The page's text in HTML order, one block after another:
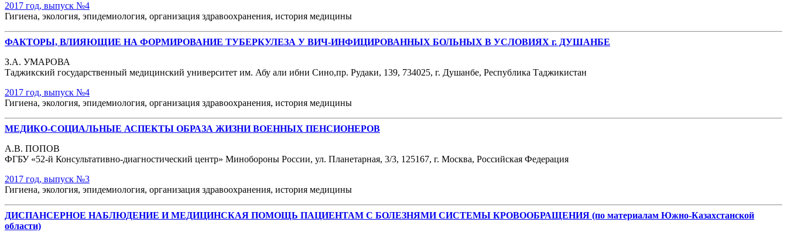
2017 год, выпуск №4
Гигиена, экология, эпидемиология, организация здравоохранения, история медицины
ФАКТОРЫ, ВЛИЯЮЩИЕ НА ФОРМИРОВАНИЕ ТУБЕРКУЛЕЗА У ВИЧ-ИНФИЦИРОВАННЫХ БОЛЬНЫХ В УСЛОВИЯХ г. ДУШАНБЕ
З.А. УМАРОВА
Таджикский государственный медицинский университет им. Абу али ибни Сино,пр. Рудаки, 139, 734025, г. Душанбе, Республика Таджикистан
2017 год, выпуск №4
Гигиена, экология, эпидемиология, организация здравоохранения, история медицины
МЕДИКО-СОЦИАЛЬНЫЕ АСПЕКТЫ ОБРАЗА ЖИЗНИ ВОЕННЫХ ПЕНСИОНЕРОВ
А.В. ПОПОВ
ФГБУ «52-й Консультативно-диагностический центр» Минобороны России, ул. Планетарная, 3/3, 125167, г. Москва, Российская Федерация
2017 год, выпуск №3
Гигиена, экология, эпидемиология, организация здравоохранения, история медицины
ДИСПАНСЕРНОЕ НАБЛЮДЕНИЕ И МЕДИЦИНСКАЯ ПОМОЩЬ ПАЦИЕНТАМ С БОЛЕЗНЯМИ СИСТЕМЫ КРОВООБРАЩЕНИЯ (по материалам Южно-Казахстанской
области)